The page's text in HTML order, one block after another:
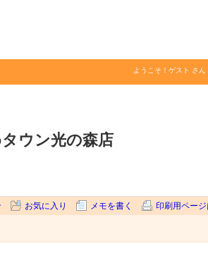
ようこそ！ ゲスト さん
ウン光の森店
お気に入り メモを書く 印刷用ページ